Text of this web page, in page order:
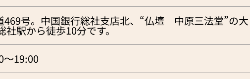
469号。中国銀行総社支店北、“仏壇 中原三法堂”の
社駅から徒歩10分です。
～19:00